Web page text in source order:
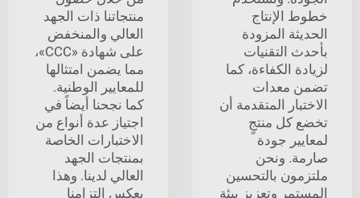
خطوط الإنتاج
الحديثة المزودة
بأحدث التقنيات
لزيادة الكفاءة، كما
تضمن معدات
الاختبار المتقدمة أن
تخضع كل منتجٍ
لمعايير جودة
صارمة. ونحن
ملتزمون بالتحسين
المستمر وتعزيز بيئة
منتجاتنا ذات الجهد
العالي والمنخفض
على شهادة «CCC»،
مما يضمن امتثالها
للمعايير الوطنية.
كما نجحنا أيضاً في
اجتياز عدة أنواع من
الاختبارات الخاصة
بمنتجات الجهد
العالي لدينا. وهذا
يعكس التزامنا